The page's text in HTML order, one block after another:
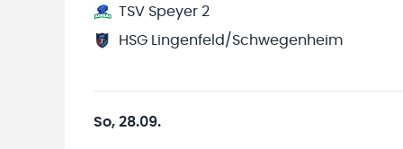
TSV Speyer 2
HSG Lingenfeld/Schwegenheim
So, 28.09.